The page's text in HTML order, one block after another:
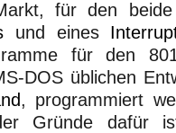
für den
und eines
für den
DOS üblichen
, programmiert
Gründe dafür